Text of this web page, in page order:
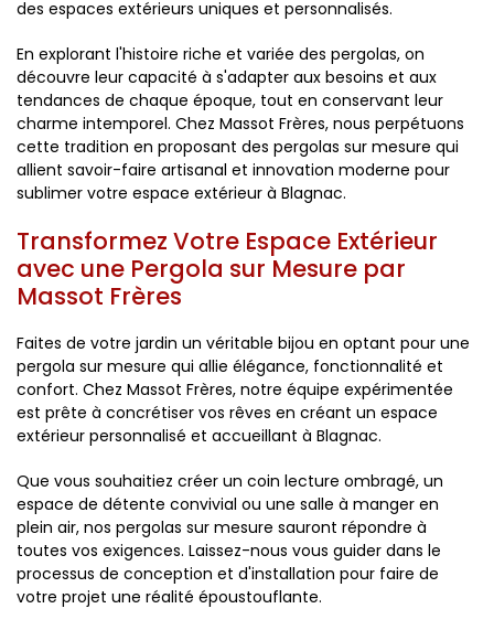
des espaces extérieurs uniques et personnalisés.
En explorant l'histoire riche et variée des pergolas, on
découvre leur capacité à s'adapter aux besoins et aux
tendances de chaque époque, tout en conservant leur
charme intemporel. Chez Massot Frères, nous perpétuons
cette tradition en proposant des pergolas sur mesure qui
allient savoir-faire artisanal et innovation moderne pour
sublimer votre espace extérieur à Blagnac.
Transformez Votre Espace Extérieur
avec une Pergola sur Mesure par
Massot Frères
Faites de votre jardin un véritable bijou en optant pour une
pergola sur mesure qui allie élégance, fonctionnalité et
confort. Chez Massot Frères, notre équipe expérimentée
est prête à concrétiser vos rêves en créant un espace
extérieur personnalisé et accueillant à Blagnac.
Que vous souhaitiez créer un coin lecture ombragé, un
espace de détente convivial ou une salle à manger en
plein air, nos pergolas sur mesure sauront répondre à
toutes vos exigences. Laissez-nous vous guider dans le
processus de conception et d'installation pour faire de
votre projet une réalité époustouflante.